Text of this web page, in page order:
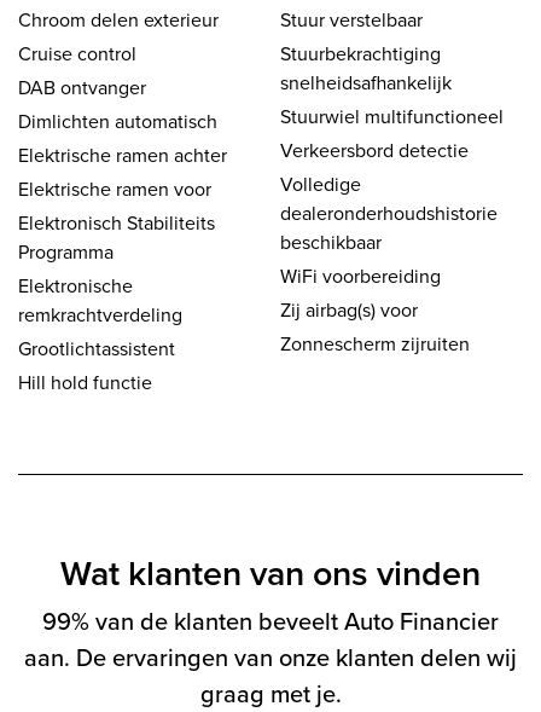
Chroom delen exterieur
Cruise control
DAB ontvanger
Dimlichten automatisch
Elektrische ramen achter
Elektrische ramen voor
Elektronisch Stabiliteits
Programma
Elektronische
remkrachtverdeling
Grootlichtassistent
Hill hold functie
Stuur verstelbaar
Stuurbekrachtiging
snelheidsafhankelijk
Stuurwiel multifunctioneel
Verkeersbord detectie
Volledige
dealeronderhoudshistorie
beschikbaar
WiFi voorbereiding
Zij airbag(s) voor
Zonnescherm zijruiten
Wat klanten van ons vinden
99% van de klanten beveelt Auto Financier
aan. De ervaringen van onze klanten delen wij
graag met je.